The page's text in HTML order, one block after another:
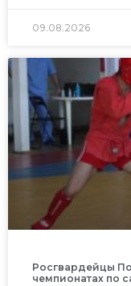
09.08.2026
Росгвардейцы
чемпионатах по